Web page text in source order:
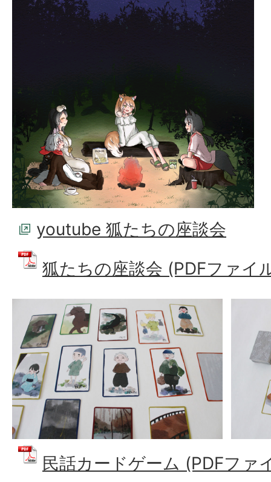
youtube 狐たちの座談会
狐たちの座談会 (PDFファイ
民話カードゲーム (PDFファ